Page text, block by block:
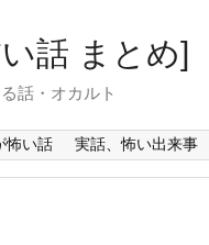
話 まとめ]
話・オカルト
怖い話 実話、怖い出来事